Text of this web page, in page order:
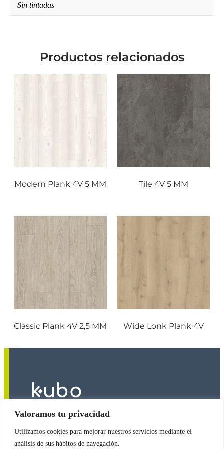
Valoramos tu privacidad
Utilizamos cookies para mejorar nuestros servicios mediante el
análisis de sus hábitos de navegación.
Sin tintadas
Productos relacionados
Modern Plank 4V 5 MM Tile 4V 5 MM
Classic Plank 4V 2,5 MM Wide Lonk Plank 4V
2026